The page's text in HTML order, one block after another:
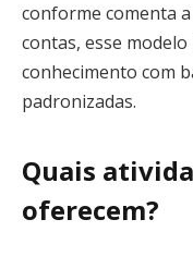
conforme comenta
contas, esse
conhecimento com
padronizadas.
Quais
oferecem?